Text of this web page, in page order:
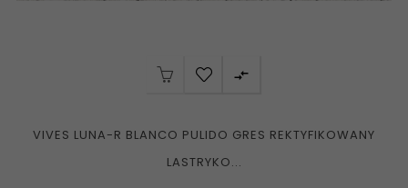

VIVES LUNA-R BLANCO PULIDO GRES REKTYFIKOWANY
LASTRYKO...